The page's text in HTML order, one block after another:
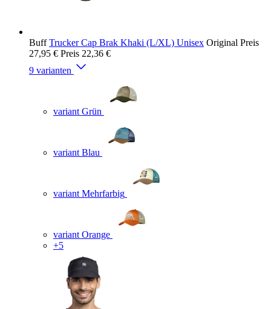
Buff Trucker Cap Brak Khaki (L/XL) Unisex Original Preis
27,95 € Preis 22,36 €
9 varianten
variant Grün
variant Blau
variant Mehrfarbig
variant Orange
+5